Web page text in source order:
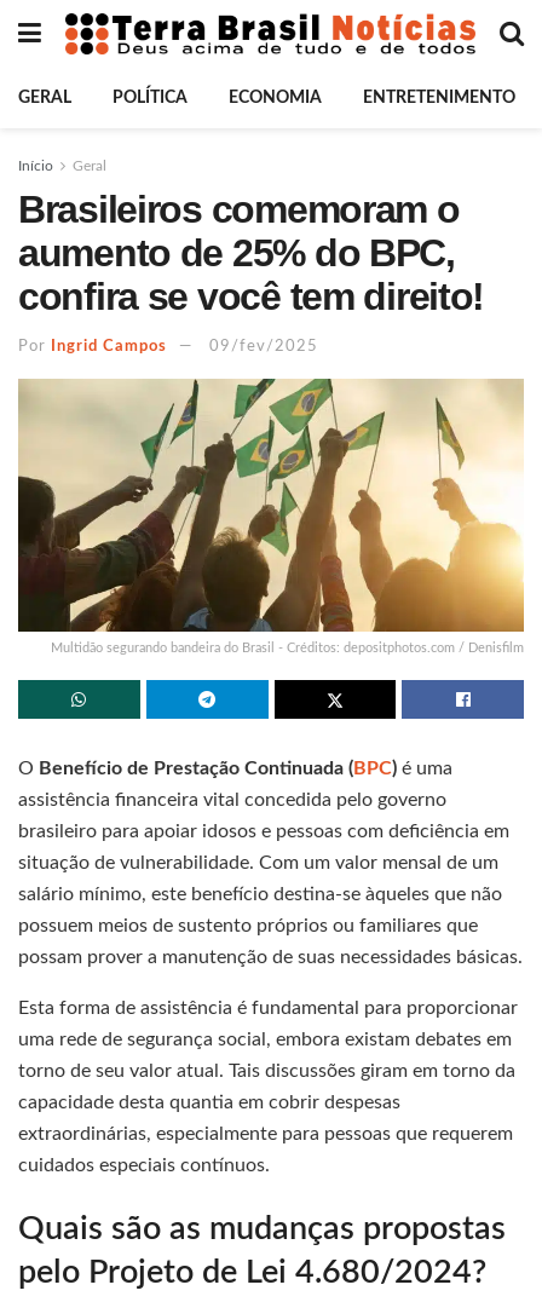
GERAL POLÍTICA ECONOMIA ENTRETENIMENTO
Início Geral
Brasileiros comemoram o
aumento de 25% do BPC,
confira se você tem direito!
Por Ingrid Campos 09/fev/2025
Multidão segurando bandeira do Brasil - Créditos: depositphotos.com / Denisfilm
O Benefício de Prestação Continuada (BPC) é uma
assistência financeira vital concedida pelo governo
brasileiro para apoiar idosos e pessoas com deficiência em
situação de vulnerabilidade. Com um valor mensal de um
salário mínimo, este benefício destina-se àqueles que não
possuem meios de sustento próprios ou familiares que
possam prover a manutenção de suas necessidades básicas.
Esta forma de assistência é fundamental para proporcionar
uma rede de segurança social, embora existam debates em
torno de seu valor atual. Tais discussões giram em torno da
capacidade desta quantia em cobrir despesas
extraordinárias, especialmente para pessoas que requerem
cuidados especiais contínuos.
Quais são as mudanças propostas
pelo Projeto de Lei 4.680/2024?